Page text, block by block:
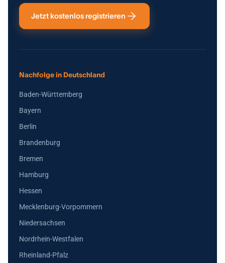
Jetzt kostenlos registrieren
Nachfolge in Deutschland
Baden-Württemberg
Bayern
Berlin
Brandenburg
Bremen
Hamburg
Hessen
Mecklenburg-Vorpommern
Niedersachsen
Nordrhein-Westfalen
Rheinland-Pfalz